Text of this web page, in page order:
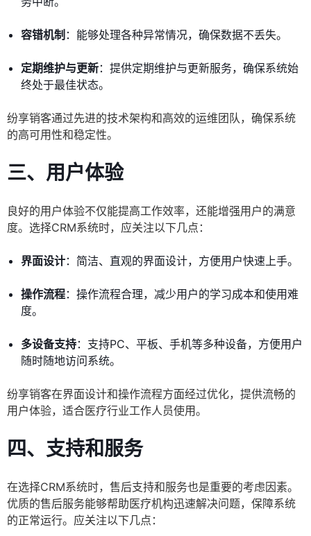
容错机制 ：能够处理各种异常情况，确保数据不丢失。
定期维护与更新：提供定期维护与更新服务，确保系统始
终处于最佳状态。
纷享销客通过先进的技术架构和高效的运维团队，确保系统
的高可用性和稳定性。
三、用户体验
良好的用户体验不仅能提高工作效率，还能增强用户的满意
度。选择CRM系统时，应关注以下几点：
界面设计：简洁、直观的界面设计，方便用户快速上手。
操作流程：操作流程合理，减少用户的学习成本和使用难
度。
多设备支持：支持PC、平板、手机等多种设备，方便用户
随时随地访问系统。
纷享销客在界面设计和操作流程方面经过优化，提供流畅的
用户体验，适合医疗行业工作人员使用。
四、支持和服务
在选择CRM系统时，售后支持和服务也是重要的考虑因素。
优质的售后服务能够帮助医疗机构迅速解决问题，保障系统
的正常运行。应关注以下几点：